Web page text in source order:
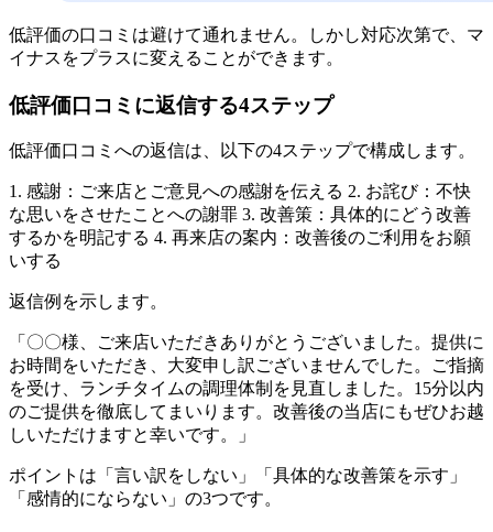
低評価の口コミは避けて通れません。しかし対応次第で、マ
イナスをプラスに変えることができます。
低評価口コミに返信する4ステップ
低評価口コミへの返信は、以下の4ステップで構成します。
1. 感謝：ご来店とご意見への感謝を伝える 2. お詫び：不快
な思いをさせたことへの謝罪 3. 改善策：具体的にどう改善
するかを明記する 4. 再来店の案内：改善後のご利用をお願
いする
返信例を示します。
「〇〇様、ご来店いただきありがとうございました。提供に
お時間をいただき、大変申し訳ございませんでした。ご指摘
を受け、ランチタイムの調理体制を見直しました。15分以内
のご提供を徹底してまいります。改善後の当店にもぜひお越
しいただけますと幸いです。」
ポイントは「言い訳をしない」「具体的な改善策を示す」
「感情的にならない」の3つです。